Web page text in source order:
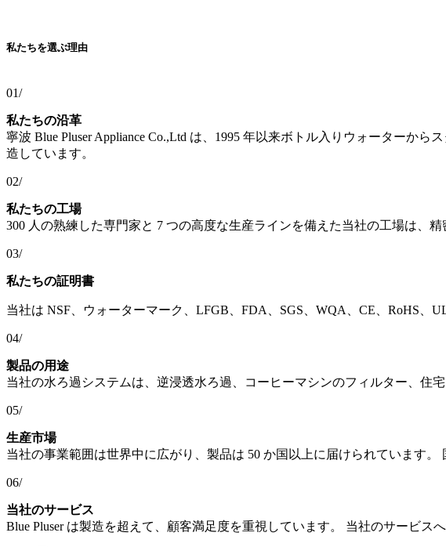
私たちを選ぶ理由
01/
私たちの沿革
寧波 Blue Pluser Appliance Co.,Ltd は、1995 年以来ボトル入りウォーターか
造しています。
02/
私たちの工場
300 人の熟練した専門家と 7 つの高度な生産ラインを備えた当社の工場は、
03/
私たちの証明書
当社は NSF、ウォーターマーク、LFGB、FDA、SGS、WQA、CE、RoHS、
04/
製品の用途
当社の水ろ過システムは、逆浸透水ろ過、コーヒーマシンのフィルター、住
05/
生産市場
当社の事業範囲は世界中に広がり、製品は 50 か国以上に届けられています
06/
当社のサービス
Blue Pluser は製造を超えて、顧客満足度を重視しています。 当社のサービ